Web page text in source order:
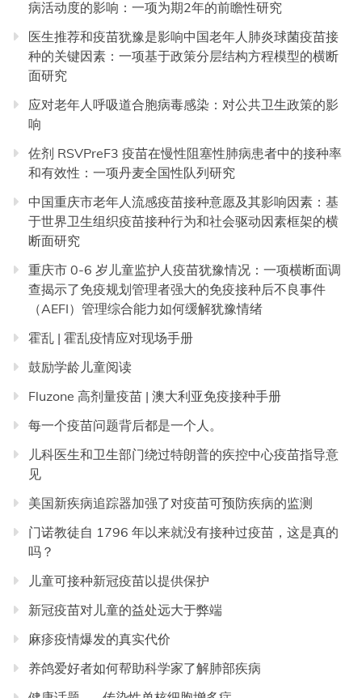
病活动度的影响：一项为期2年的前瞻性研究
医生推荐和疫苗犹豫是影响中国老年人肺炎球菌疫苗接
种的关键因素：一项基于政策分层结构方程模型的横断
面研究
应对老年人呼吸道合胞病毒感染：对公共卫生政策的影
响
佐剂 RSVPreF3 疫苗在慢性阻塞性肺病患者中的接种率
和有效性：一项丹麦全国性队列研究
中国重庆市老年人流感疫苗接种意愿及其影响因素：基
于世界卫生组织疫苗接种行为和社会驱动因素框架的横
断面研究
重庆市 0-6 岁儿童监护人疫苗犹豫情况：一项横断面调
查揭示了免疫规划管理者强大的免疫接种后不良事件
（AEFI）管理综合能力如何缓解犹豫情绪
霍乱 | 霍乱疫情应对现场手册
鼓励学龄儿童阅读
Fluzone 高剂量疫苗 | 澳大利亚免疫接种手册
每一个疫苗问题背后都是一个人。
儿科医生和卫生部门绕过特朗普的疾控中心疫苗指导意
见
美国新疾病追踪器加强了对疫苗可预防疾病的监测
门诺教徒自 1796 年以来就没有接种过疫苗，这是真的
吗？
儿童可接种新冠疫苗以提供保护
新冠疫苗对儿童的益处远大于弊端
麻疹疫情爆发的真实代价
养鸽爱好者如何帮助科学家了解肺部疾病